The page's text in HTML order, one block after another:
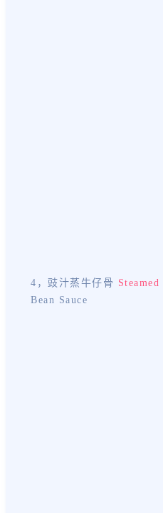
4，豉汁蒸牛仔骨 Steamed
Bean Sauce